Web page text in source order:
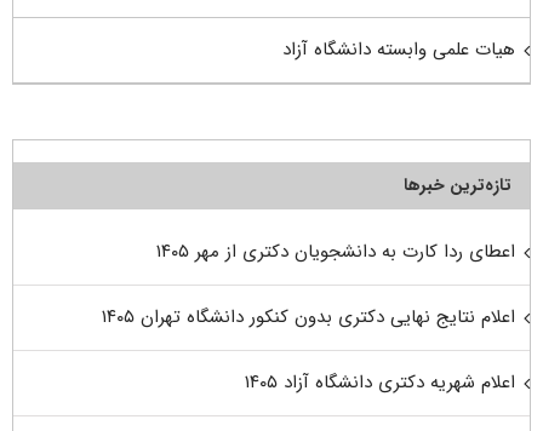
هیات علمی وابسته دانشگاه آزاد
تازه‌ترین خبرها
اعطای ردا کارت به دانشجویان دکتری از مهر ۱۴۰۵
اعلام نتایج نهایی دکتری بدون کنکور دانشگاه تهران ۱۴۰۵
اعلام شهریه دکتری دانشگاه آزاد ۱۴۰۵